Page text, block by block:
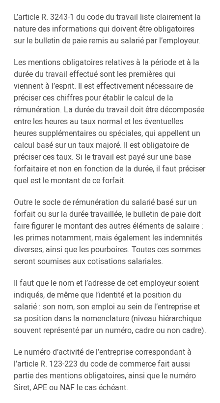
L’article R. 3243-1 du code du travail liste clairement la
nature des informations qui doivent être obligatoires
sur le bulletin de paie remis au salarié par l’employeur.
Les mentions obligatoires relatives à la période et à la
durée du travail effectué sont les premières qui
viennent à l’esprit. Il est effectivement nécessaire de
préciser ces chiffres pour établir le calcul de la
rémunération. La durée du travail doit être décomposée
entre les heures au taux normal et les éventuelles
heures supplémentaires ou spéciales, qui appellent un
calcul basé sur un taux majoré. Il est obligatoire de
préciser ces taux. Si le travail est payé sur une base
forfaitaire et non en fonction de la durée, il faut préciser
quel est le montant de ce forfait.
Outre le socle de rémunération du salarié basé sur un
forfait ou sur la durée travaillée, le bulletin de paie doit
faire figurer le montant des autres éléments de salaire :
les primes notamment, mais également les indemnités
diverses, ainsi que les pourboires. Toutes ces sommes
seront soumises aux cotisations salariales.
Il faut que le nom et l’adresse de cet employeur soient
indiqués, de même que l’identité et la position du
salarié : son nom, son emploi au sein de l’entreprise et
sa position dans la nomenclature (niveau hiérarchique
souvent représenté par un numéro, cadre ou non cadre).
Le numéro d’activité de l’entreprise correspondant à
l’article R. 123-223 du code de commerce fait aussi
partie des mentions obligatoires, ainsi que le numéro
Siret, APE ou NAF le cas échéant.